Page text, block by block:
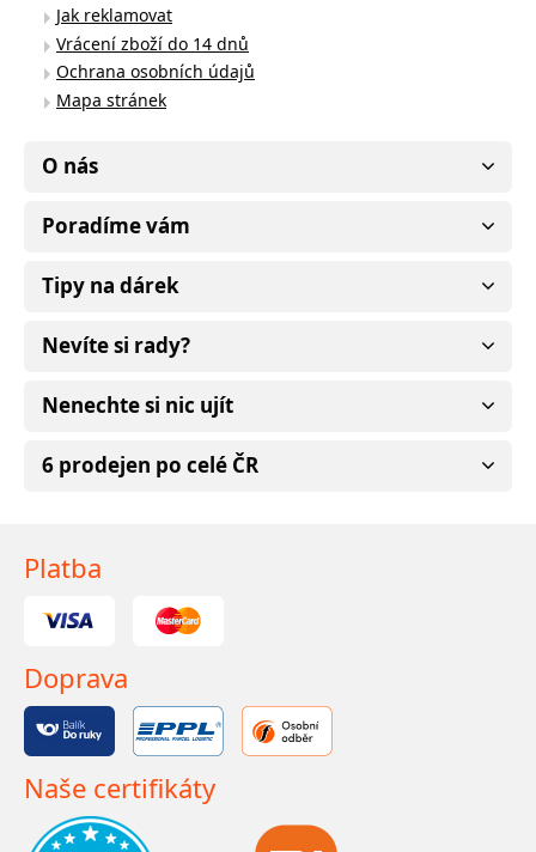
Jak reklamovat
Vrácení zboží do 14 dnů
Ochrana osobních údajů
Mapa stránek
O nás
Poradíme vám
Tipy na dárek
Nevíte si rady?
Nenechte si nic ujít
6 prodejen po celé ČR
Platba
Doprava
Naše certifikáty